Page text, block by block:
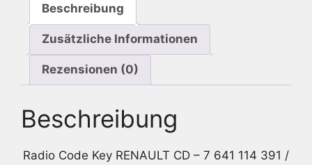
281159739R
Menge
Beschreibung
Zusätzliche Informationen
Rezensionen (0)
Beschreibung
Radio Code Key RENAULT CD – 7 641 114 391 /